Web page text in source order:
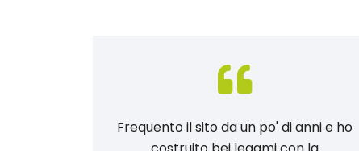
Frequento il sito da un po' di anni e ho